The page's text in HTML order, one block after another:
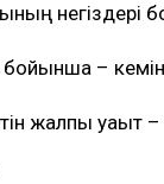
негіздері
бойынша –
жалпы уақыт